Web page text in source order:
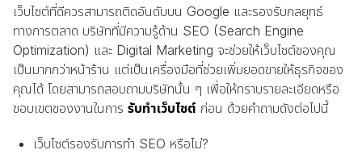
เว็บไซต์ที่ดีควรสามารถติดอันดับบน Google และรองรับกลยุทธ์
ทางการตลาด บริษัทที่มีความรู้ด้าน SEO (Search Engine
Optimization) และ Digital Marketing จะช่วยให้เว็บไซต์ของคุณ
เป็นมากกว่าหน้าร้าน แต่เป็นเครื่องมือที่ช่วยเพิ่มยอดขายให้ธุรกิจของ
คุณได้ โดยสามารถสอบถามบริษัทนั้น ๆ เพื่อให้ทราบรายละเอียดหรือ
ขอบเขตของงานในการ รับทำเว็บไซต์ ก่อน ด้วยคำถามดังต่อไปนี้
เว็บไซต์รองรับการทำ SEO หรือไม่?